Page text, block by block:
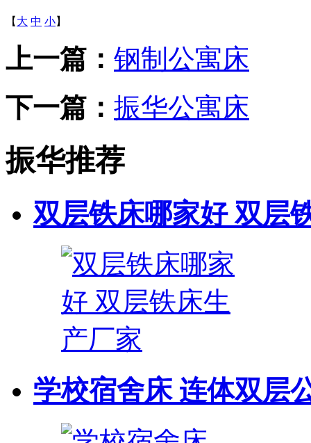
【 大 中 小】
上一篇： 钢制公寓床
下一篇： 振华公寓床
振华推荐
双层铁床哪家好 双层
学校宿舍床 连体双层